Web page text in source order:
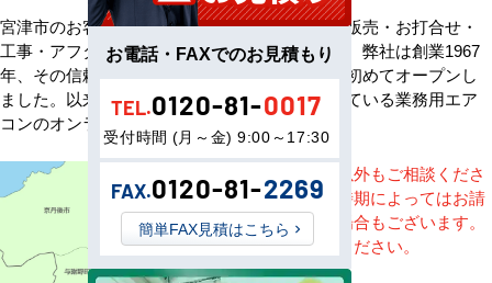
宮津市のお客様へ業務用エアコン・空調機器の販売・お打合せ・
工事・アフターサービスまで一貫して承ります。弊社は創業1967
年、その信頼を基に空調のネット販売を日本で初めてオープンし
ました。以来、皆様にご信頼・ご愛顧いただいている業務用エア
コンのオンラインショップです。
※記載地域以外もご相談くださ
い。地域・時期によってはお請
けできない場合もございます。
直接ご相談ください。
お電話・FAXでのお見積もり
TEL.0120-81-0017
受付時間 (月～金) 9:00～17:30
FAX.0120-81-2269
簡単FAX見積はこちら